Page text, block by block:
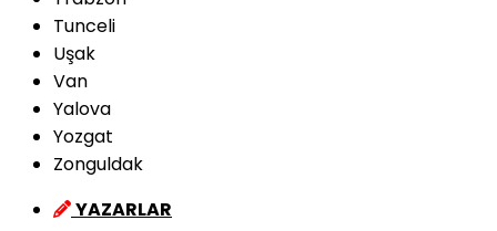
Tunceli
Uşak
Van
Yalova
Yozgat
Zonguldak
YAZARLAR